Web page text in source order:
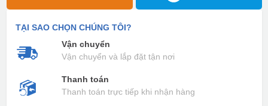
TẠI SAO CHỌN CHÚNG TÔI?
Vận chuyển
Vận chuyển và lắp đặt tận nơi
Thanh toán
Thanh toán trực tiếp khi nhận hàng